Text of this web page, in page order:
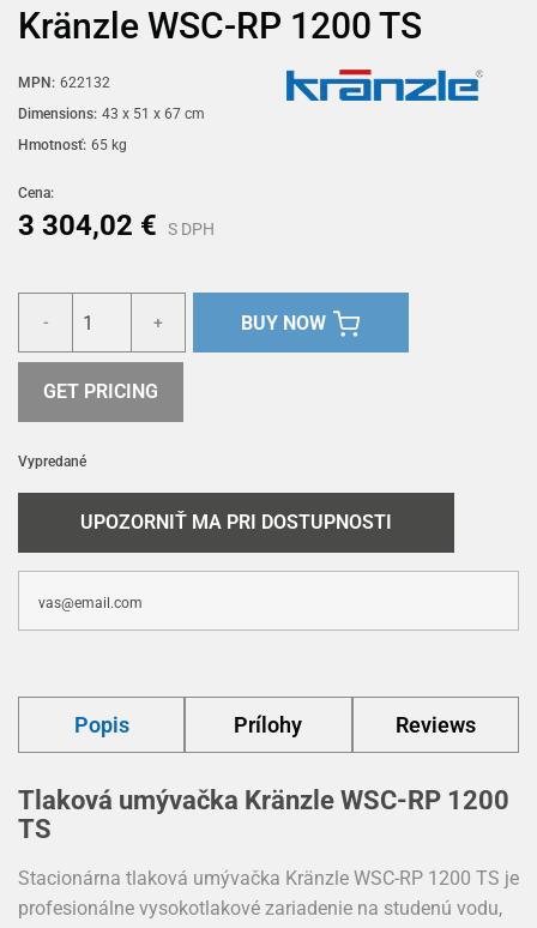
Kränzle WSC-RP 1200 TS
MPN: 622132
Dimensions: 43 x 51 x 67 cm
Hmotnosť: 65 kg
Cena:
3 304,02 € S DPH
- + BUY NOW
GET PRICING
Vypredané
UPOZORNIŤ MA PRI DOSTUPNOSTI
Popis Prílohy Reviews
Tlaková umývačka Kränzle WSC-RP 1200
TS
Stacionárna tlaková umývačka Kränzle WSC-RP 1200 TS je
profesionálne vysokotlakové zariadenie na studenú vodu,